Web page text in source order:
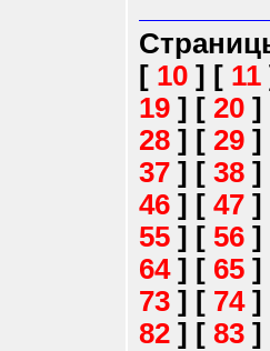
[ 10 ] [ 11
19 ] [ 20 ]
28 ] [ 29 ]
37 ] [ 38 ]
46 ] [ 47 ]
55 ] [ 56 ]
64] [ 65 ]
73 ] [ 74]
82 ] [ 83 ]